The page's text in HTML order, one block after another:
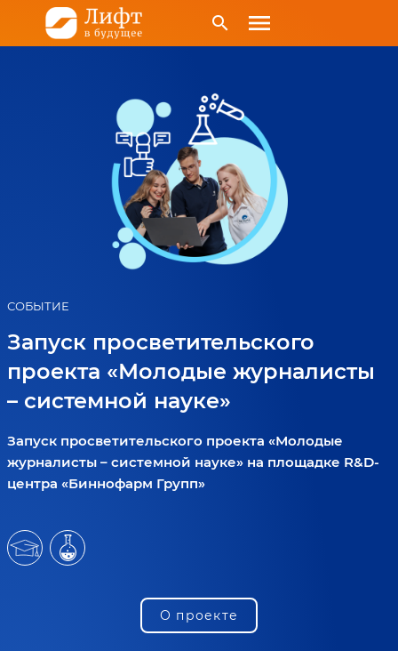
search menu
СОБЫТИЕ
Запуск просветительского
проекта «Молодые журналисты
– системной науке»
Запуск просветительского проекта «Молодые
журналисты – системной науке» на площадке R&D-
центра «Биннофарм Групп»
О проекте